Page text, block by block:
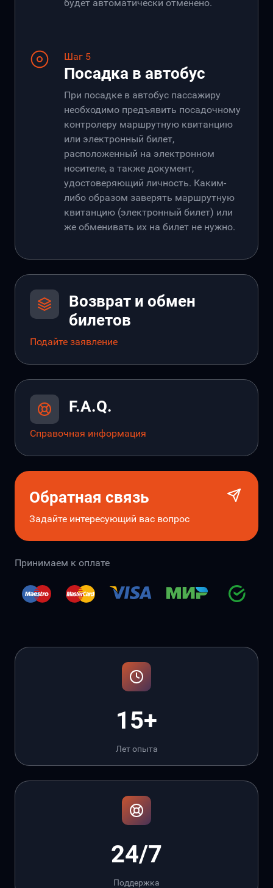
будет автоматически отменено.
Шаг 5
Посадка в автобус
При посадке в автобус пассажиру
необходимо предъявить посадочному
контролеру маршрутную квитанцию
или электронный билет,
расположенный на электронном
носителе, а также документ,
удостоверяющий личность. Каким-
либо образом заверять маршрутную
квитанцию (электронный билет) или
же обменивать их на билет не нужно.
Возврат и обмен
билетов
Подайте заявление
F.A.Q.
Справочная информация
Обратная связь
Задайте интересующий вас вопрос
Принимаем к оплате
15+
Лет опыта
24/7
Поддержка